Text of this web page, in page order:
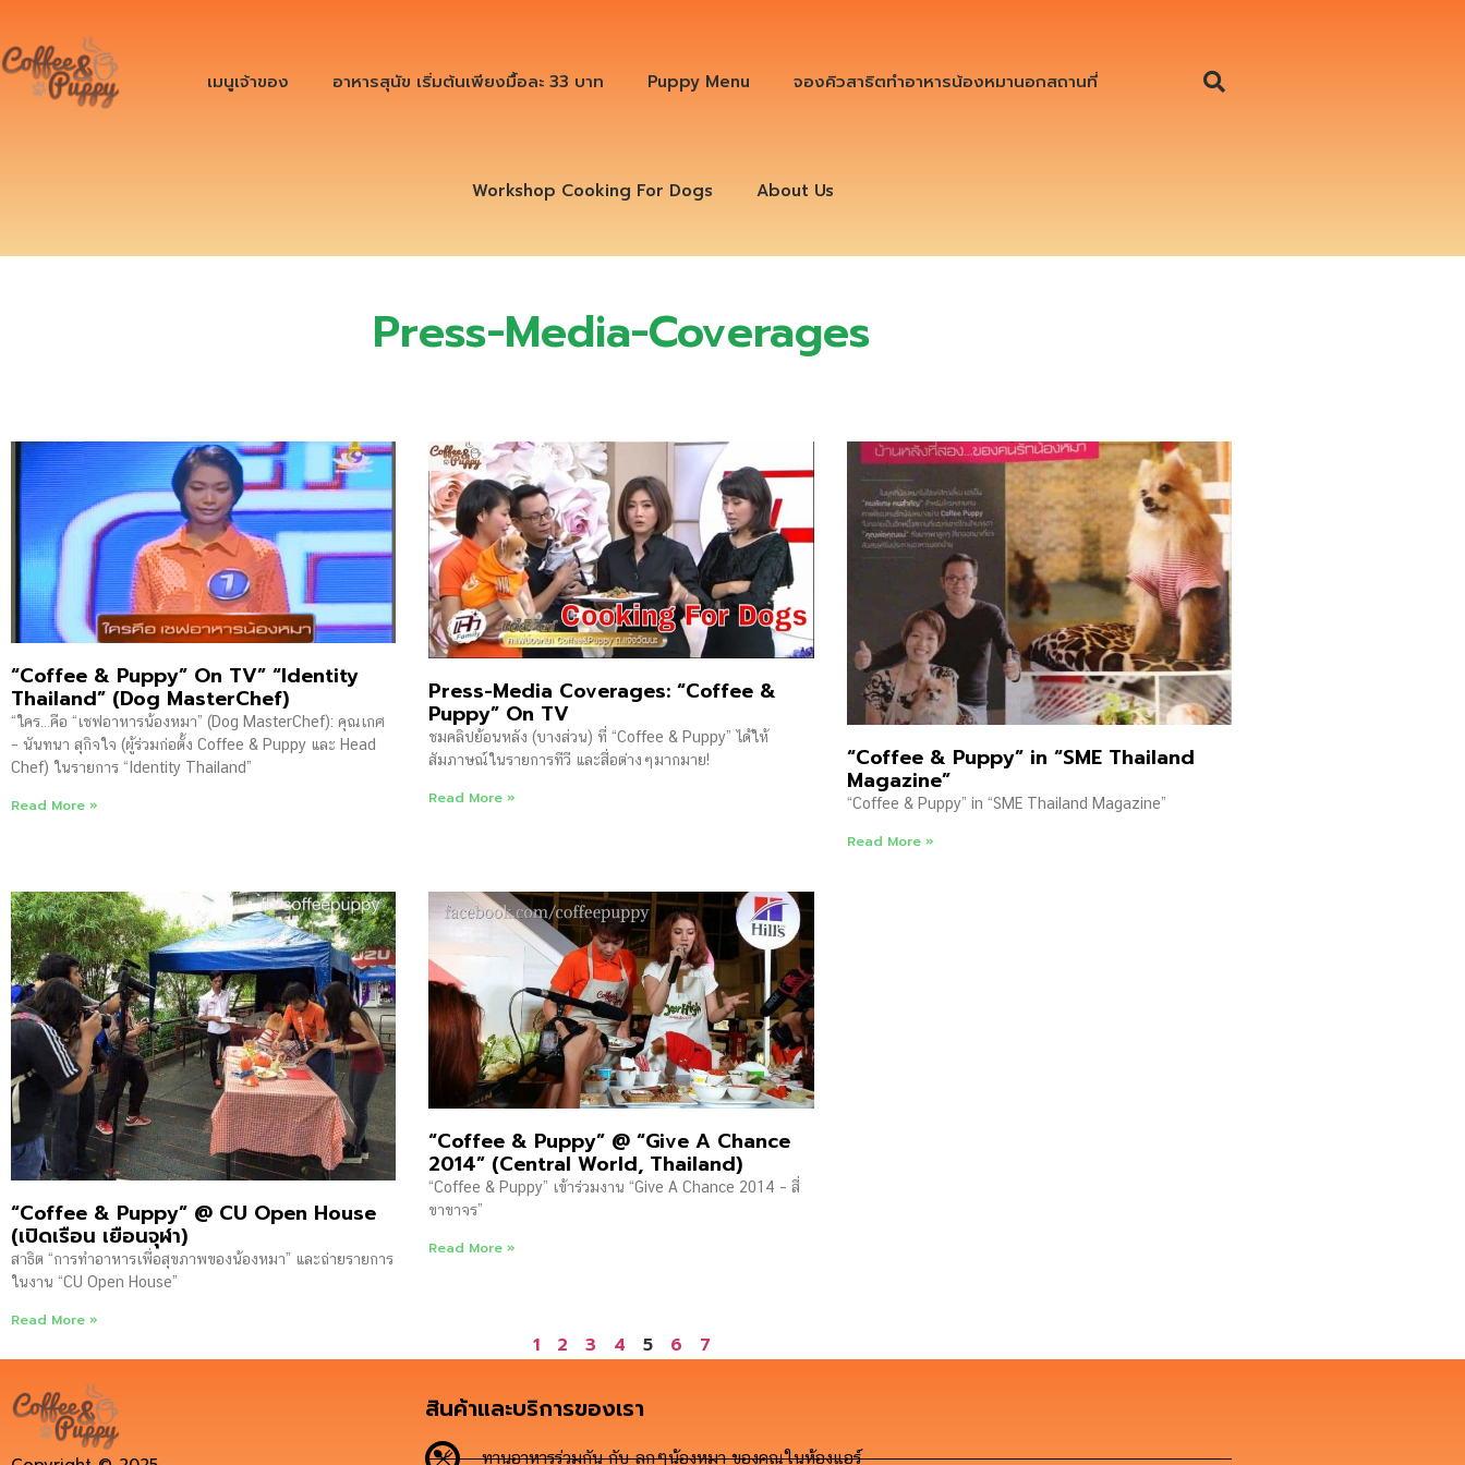
เมนูเจ้าของ อาหารสุนัข เริ่มต้นเพียงมื้อละ 33 บาท Puppy Menu จองคิวสาธิตทำอาหารน้องหมานอกสถานที่
Workshop Cooking For Dogs About Us
Press-Media-Coverages
“Coffee & Puppy” On TV” “Identity
Thailand” (Dog MasterChef)
“ใคร…คือ “เชฟอาหารน้องหมา” (Dog MasterChef): คุณเกศ
– นันทนา สุกิจใจ (ผู้ร่วมก่อตั้ง Coffee & Puppy และ Head
Chef) ในรายการ “Identity Thailand”
Read More »
Press-Media Coverages: “Coffee &
Puppy” On TV
ชมคลิปย้อนหลัง (บางส่วน) ที่ “Coffee & Puppy” ได้ให้
สัมภาษณ์ในรายการทีวี และสื่อต่างๆมากมาย!
Read More »
“Coffee & Puppy” in “SME Thailand
Magazine”
“Coffee & Puppy” in “SME Thailand Magazine”
Read More »
“Coffee & Puppy” @ CU Open House
(เปิดเรือน เยือนจุฬา)
สาธิต “การทำอาหารเพื่อสุขภาพของน้องหมา” และถ่ายรายการ
ในงาน “CU Open House”
Read More »
“Coffee & Puppy” @ “Give A Chance
2014” (Central World, Thailand)
“Coffee & Puppy” เข้าร่วมงาน “Give A Chance 2014 – สี่
ขาขาจร”
Read More »
1 2 3 4 5 6 7
สินค้าและบริการของเรา
ทานอาหารร่วมกัน กับ ลูกๆน้องหมา ของคุณในห้องแอร์